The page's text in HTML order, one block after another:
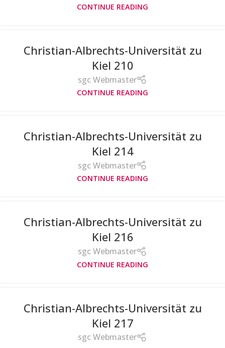
CONTINUE READING
Christian-Albrechts-Universität zu
Kiel 210
sgc Webmaster
CONTINUE READING
Christian-Albrechts-Universität zu
Kiel 214
sgc Webmaster
CONTINUE READING
Christian-Albrechts-Universität zu
Kiel 216
sgc Webmaster
CONTINUE READING
Christian-Albrechts-Universität zu
Kiel 217
sgc Webmaster